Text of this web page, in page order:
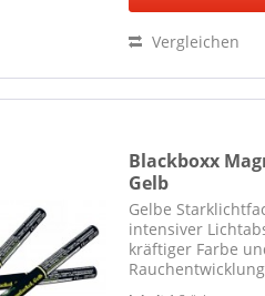
Vergleichen
Blackboxx
Gelb
Gelbe
intensiver
kräftiger Farbe